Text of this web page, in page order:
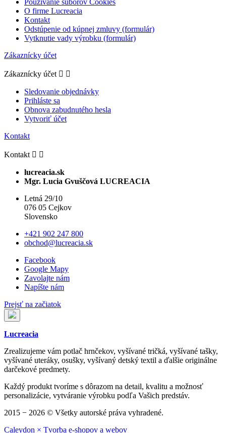
O firme Lucreacia
Kontakt
Odstúpenie od kúpnej zmluvy (formulár)
Vytknutie vady výrobku (formulár)
Zákaznícky účet
Zákaznícky účet  
Sledovanie objednávky
Prihláste sa
Obnova zabudnutého hesla
Vytvoriť účet
Kontakt
Kontakt  
lucreacia.sk
Mgr. Lucia Gvuščová LUCREACIA
Letná 29/10
076 05 Cejkov
Slovensko
+421 902 247 800
obchod@lucreacia.sk
Facebook
Google Mapy
Zavolajte nám
Napíšte nám
Prejsť na začiatok
Lucreacia
Zrealizujeme vám potlač hrnčekov, vyšívané tričká, vyšívané tašky,
vyšívané uteráky, osušky, vyšívaný detský textil a ďalšie originálne
darčekové predmety.
Každý produkt tvoríme s dôrazom na detail, kvalitu a možnosť
personalizácie, vytváranie výrobku podľa Vašich predstáv.
2015 − 2026 © Všetky autorské práva vyhradené.
Caleydon × Tvorba e-shopov a webov